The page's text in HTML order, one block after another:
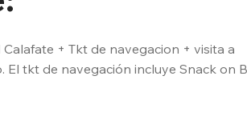
+ Tkt de navegacion + visita a
El tkt de navegación incluye Snack on